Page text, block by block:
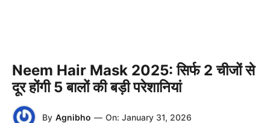
Neem Hair Mask 2025: सिर्फ 2 चीजों से
दूर होंगी 5 बालों की बड़ी परेशानियां
By Agnibho — On: January 31, 2026